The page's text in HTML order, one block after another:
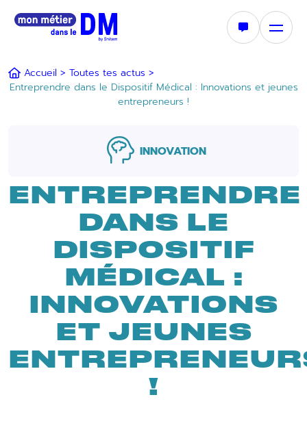
Accueil > Toutes tes actus >
Entreprendre dans le Dispositif Médical : Innovations et jeunes
entrepreneurs !
INNOVATION
ENTREPRENDRE
DANS LE
DISPOSITIF
MÉDICAL :
INNOVATIONS
ET JEUNES
!